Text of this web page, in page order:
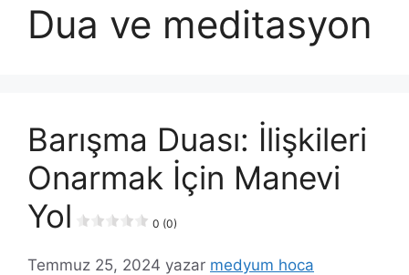
Dua ve meditasyon
Barışma Duası: İlişkileri
Onarmak İçin Manevi
Yol
0 (0)
Temmuz 25, 2024 yazar medyum hoca